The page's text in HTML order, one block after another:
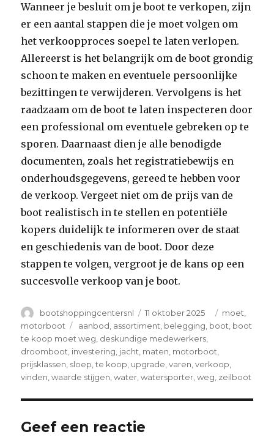
Wanneer je besluit om je boot te verkopen, zijn
er een aantal stappen die je moet volgen om
het verkoopproces soepel te laten verlopen.
Allereerst is het belangrijk om de boot grondig
schoon te maken en eventuele persoonlijke
bezittingen te verwijderen. Vervolgens is het
raadzaam om de boot te laten inspecteren door
een professional om eventuele gebreken op te
sporen. Daarnaast dien je alle benodigde
documenten, zoals het registratiebewijs en
onderhoudsgegevens, gereed te hebben voor
de verkoop. Vergeet niet om de prijs van de
boot realistisch in te stellen en potentiële
kopers duidelijk te informeren over de staat
en geschiedenis van de boot. Door deze
stappen te volgen, vergroot je de kans op een
succesvolle verkoop van je boot.
Author
bootshoppingcentersnl
Posted
on
11 oktober 2025 Categories
moet,
motorboot
Tags
aanbod, assortiment, belegging, boot, boot
te koop moet weg, deskundige medewerkers,
droomboot, investering, jacht, maten, motorboot,
prijsklassen, sloep,te koop, upgrade,varen,verkoop,
vinden,waarde stijgen,water,watersporter,weg, zeilboot
Geef een reactie